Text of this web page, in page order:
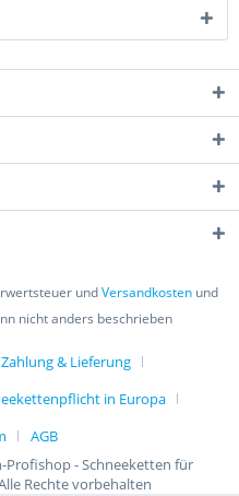
undVersandkostenund
nicht anders beschrieben
Zahlung & Lieferung
in Europa
AGB
- Schneeketten für
Rechte vorbehalten